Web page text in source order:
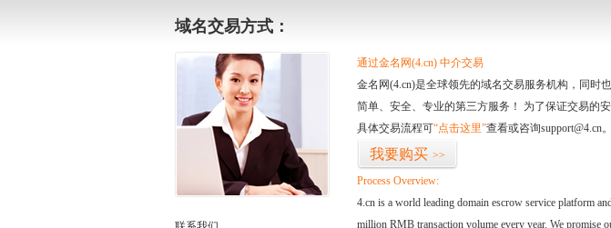
域名交易方式：
通过金名网(4.cn) 中介交易
金名网(4.cn)是全球领先的域名交易服务机构，同时
简单、安全、专业的第三方服务！ 为了保证交易的
具体交易流程可“点击这里”查看或咨询support@4.cn。
我要购买 >>
Process Overview:
4.cn is a world leading domain escrow service platform
million RMB transaction volume every year. We promise